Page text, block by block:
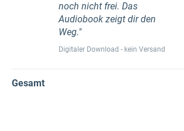
noch nicht frei. Das
Audiobook zeigt dir den
Weg."
Digitaler Download - kein Versand
Gesamt